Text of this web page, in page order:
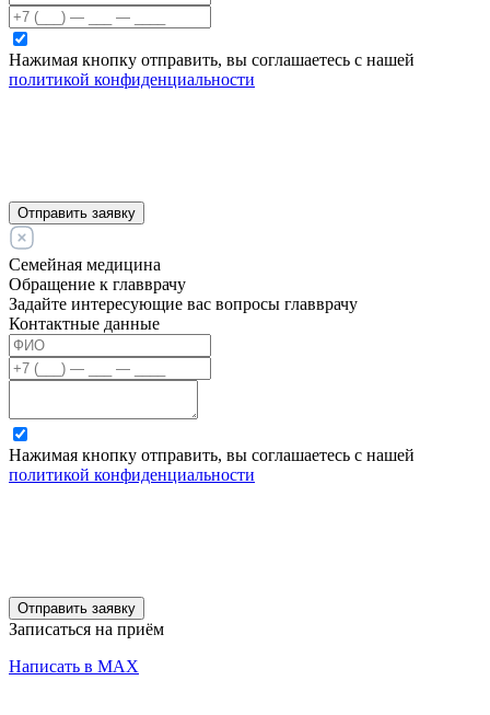
Нажимая кнопку отправить, вы соглашаетесь с нашей
политикой конфиденциальности
Отправить заявку
Семейная медицина
Обращение к главврачу
Задайте интересующие вас вопросы главврачу
Контактные данные
Нажимая кнопку отправить, вы соглашаетесь с нашей
политикой конфиденциальности
Отправить заявку
Записаться на приём
Написать в MAX